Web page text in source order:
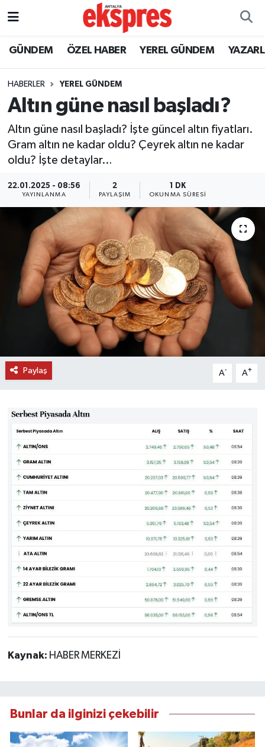
GÜNDEM ÖZEL HABER YEREL GÜNDEM
HABERLER YEREL GÜNDEM
Altın güne nasıl başladı?
Altın güne nasıl başladı? İşte güncel altın fiyatları.
Gram altın ne kadar oldu? Çeyrek altın ne kadar
oldu? İşte detaylar…
22.01.2025 - 08:56
YAYINLANMA
2
PAYLAŞIM
1 DK
OKUNMA SÜRESI
Paylaş A- A+
Kaynak: HABER MERKEZİ
Bunlar da ilginizi çekebilir
ÖZEL HABER
YEREL GÜNDEM
EKONOMİ
KÜLTÜR - SANAT
SPOR
SİYASET
SAĞLIK
DÜNYA
EĞİTİM
TURİZM
RÖPORTAJ
VİDEO HABERLER
Nöbetçi Eczaneler
Trafik Durumu
Süper Lig Puan Durumu ve Fikstür
Tüm Manşetler
Son Dakika Haberleri
Haber Arşivi